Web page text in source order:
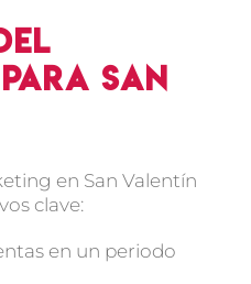
San
en San Valentín
clave:
en un periodo